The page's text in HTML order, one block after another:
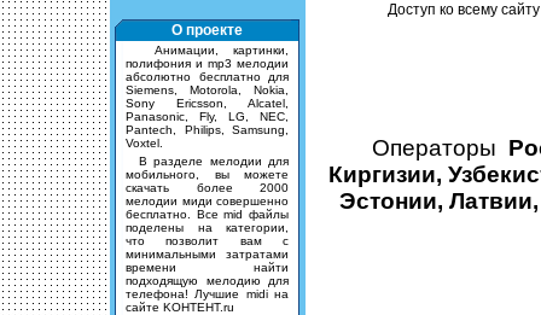
О проекте
Анимации, картинки,
полифония и mp3 мелодии
абсолютно бесплатно для
Siemens, Motorola, Nokia,
Sony Ericsson, Alcatel,
Panasonic, Fly, LG, NEC,
Pantech, Philips, Samsung,
Voxtel.
В разделе мелодии для
мобильного, вы можете
скачать более 2000
мелодии миди совершенно
бесплатно. Все mid файлы
поделены на категории,
что позволит вам с
минимальными затратами
времени найти
подходящую мелодию для
телефона! Лучшие midi на
сайте KOHTEHT.ru
Доступ ко всему
Операторы
Киргизии,
Эстонии,